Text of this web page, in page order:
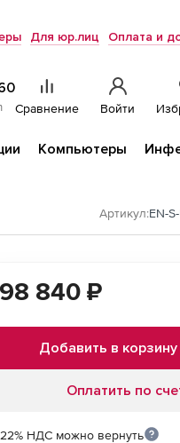
Для юр.лиц Оплата и
Сравнение Войти
Компьютеры
Артикул:EN-
840 ₽
Добавить в корзину
Оплатить по
22% НДС можно вернуть